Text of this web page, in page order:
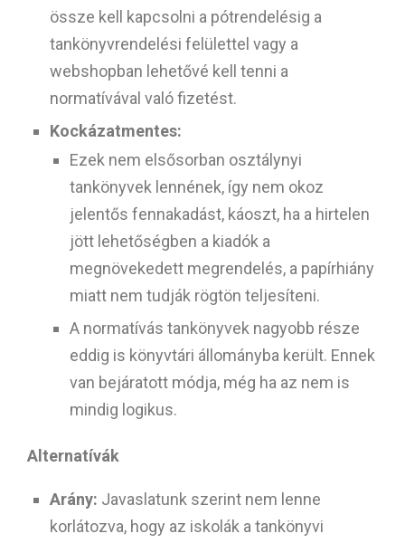
össze kell kapcsolni a pótrendelésig a
tankönyvrendelési felülettel vagy a
webshopban lehetővé kell tenni a
normatívával való fizetést.
Kockázatmentes:
Ezek nem elsősorban osztálynyi
tankönyvek lennének, így nem okoz
jelentős fennakadást, káoszt, ha a hirtelen
jött lehetőségben a kiadók a
megnövekedett megrendelés, a papírhiány
miatt nem tudják rögtön teljesíteni.
A normatívás tankönyvek nagyobb része
eddig is könyvtári állományba került. Ennek
van bejáratott módja, még ha az nem is
mindig logikus.
Alternatívák
Arány: Javaslatunk szerint nem lenne
korlátozva, hogy az iskolák a tankönyvi